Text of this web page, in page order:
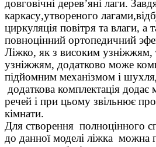
довговічні дерев’яні лаги. За
каркасу,утвореного лагами,
циркуляція повітря та влаги, а
повноцінний ортопедичний
Ліжко, як з високим узніжжям,
узніжжям, додатково може
підйомним механізмом і
додаткова комплектація додає
речей і при цьому звільнює
кімнати.
Для створення полноцінного
до данноїмоделі ліжка можна